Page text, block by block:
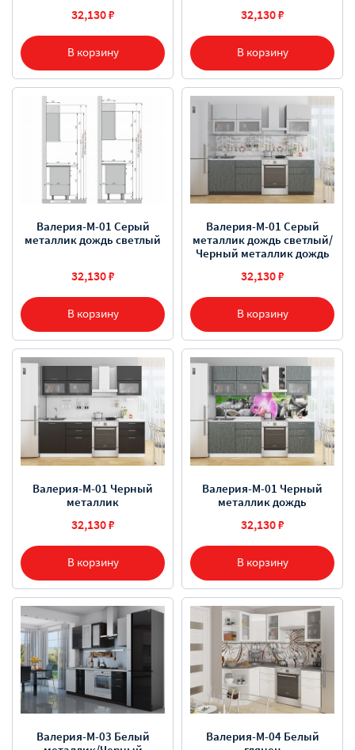
В корзину
32,130 ₽
В корзину
32,130 ₽
В корзину
Валерия-М-01 Серый
металлик дождь светлый
32,130 ₽
В корзину
Валерия-М-01 Серый
металлик дождь светлый/
Черный металлик дождь
32,130 ₽
В корзину
Валерия-М-01 Черный
металлик
32,130 ₽
В корзину
Валерия-М-01 Черный
металлик дождь
32,130 ₽
Валерия-М-03 Белый
Валерия-М-04 Белый